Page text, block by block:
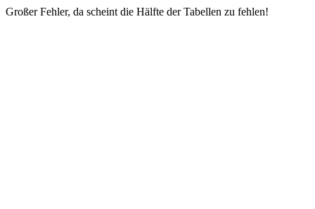
Großer Fehler, da scheint die Hälfte der Tabellen zu fehlen!